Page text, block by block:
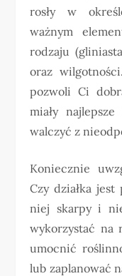
rosły w
ważnym
rodzaju
oraz
pozwoli Ci
miały
walczyć z
Koniecznie
Czy działka jest
niej skarpy i
wykorzystać na
umocnić
lub zaplanować